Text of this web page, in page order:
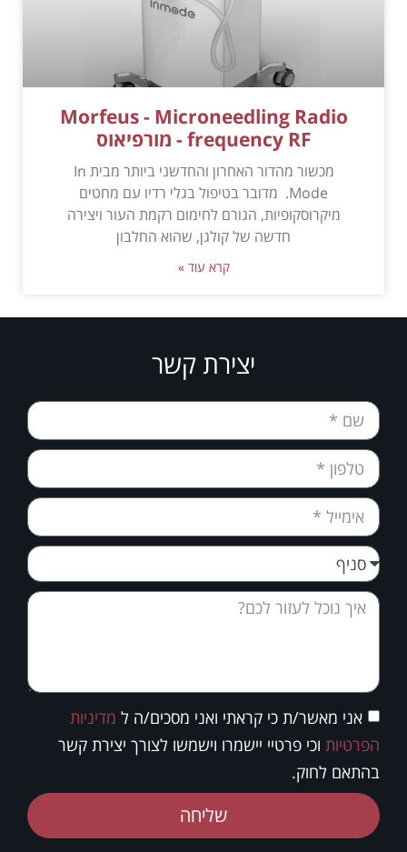
Morfeus - Microneedling Radio
frequency RF - מורפיאוס
מכשור מהדור האחרון והחדשני ביותר מבית In
Mode. מדובר בטיפול בגלי רדיו עם מחטים
מיקרוסקופיות, הגורם לחימום רקמת העור ויצירה
חדשה של קולגן, שהוא החלבון
קרא עוד »
יצירת קשר
אני מאשר/ת כי קראתי ואני מסכים/ה ל מדיניות
הפרטיות וכי פרטיי יישמרו וישמשו לצורך יצירת קשר
בהתאם לחוק.
שליחה